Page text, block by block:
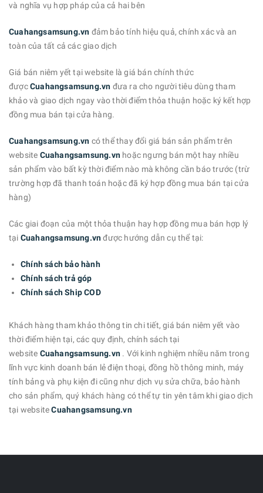
và nghĩa vụ hợp pháp của cả hai bên
Cuahangsamsung.vn đảm bảo tính hiệu quả, chính xác và an
toàn của tất cả các giao dịch
Giá bán niêm yết tại website là giá bán chính thức
được Cuahangsamsung.vn đưa ra cho người tiêu dùng tham
khảo và giao dịch ngay vào thời điểm thỏa thuận hoặc ký kết hợp
đồng mua bán tại cửa hàng.
Cuahangsamsung.vn có thể thay đổi giá bán sản phẩm trên
website Cuahangsamsung.vn hoặc ngưng bán một hay nhiều
sản phẩm vào bất kỳ thời điểm nào mà không cần báo trước (trừ
trường hợp đã thanh toán hoặc đã ký hợp đồng mua bán tại cửa
hàng)
Các giai đoạn của một thỏa thuận hay hợp đồng mua bán hợp lý
tại Cuahangsamsung.vnđược hướng dẫn cụ thể tại:
Chính sách bảo hành
Chính sách trả góp
Chính sách Ship COD
Khách hàng tham khảo thông tin chi tiết, giá bán niêm yết vào
thời điểm hiện tại, các quy định, chính sách tại
website Cuahangsamsung.vn . Với kinh nghiệm nhiều năm trong
lĩnh vực kinh doanh bán lẻ điện thoại, đồng hồ thông minh, máy
tính bảng và phụ kiện đi cũng như dịch vụ sửa chữa, bảo hành
cho sản phẩm, quý khách hàng có thể tự tin yên tâm khi giao dịch
tại websiteCuahangsamsung.vn